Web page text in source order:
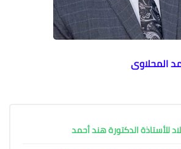
المحلاوى
للأستاذة الدكتورة هند أحمد